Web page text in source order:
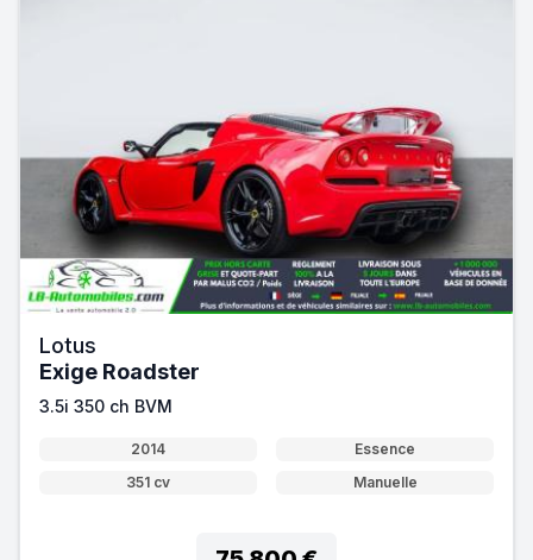
Lotus
Exige Roadster
3.5i 350 ch BVM
2014
Essence
351 cv
Manuelle